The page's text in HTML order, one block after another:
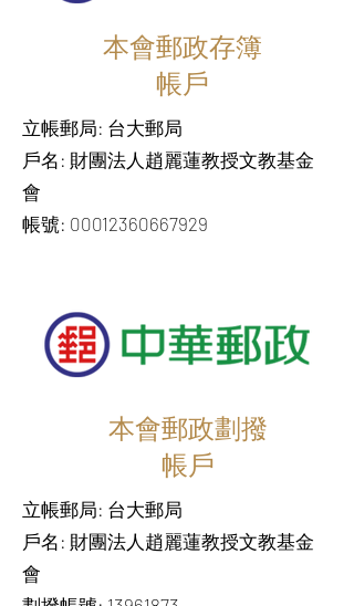
本會郵政存簿
帳戶
立帳郵局: 台大郵局
戶名: 財團法人趙麗蓮教授文教基金
會
帳號: 00012360667929
本會郵政劃撥
帳戶
立帳郵局: 台大郵局
戶名: 財團法人趙麗蓮教授文教基金
會